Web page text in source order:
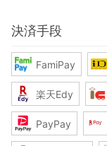
決済手段
FamiPay
楽天Edy
PayPay